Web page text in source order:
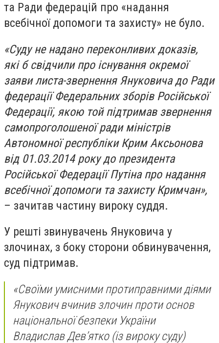
та Ради федерацій про «надання
всебічної допомоги та захисту» не було.
«Суду не надано переконливих доказів,
які б свідчили про існування окремої
заяви листа-звернення Януковича до Ради
федерації Федеральних зборів Російської
Федерації, якою той підтримав звернення
самопроголошеної ради міністрів
Автономної республіки Крим Аксьонова
від 01.03.2014 року до президента
Російської Федерації Путіна про надання
всебічної допомоги та захисту Кримчан»,
– зачитав частину вироку суддя.
У решті звинувачень Януковича у
злочинах, з боку сторони обвинувачення,
суд підтримав.
«Своїми умисними протиправними діями
Янукович вчинив злочин проти основ
національної безпеки України
Владислав Дев’ятко (із вироку суду)